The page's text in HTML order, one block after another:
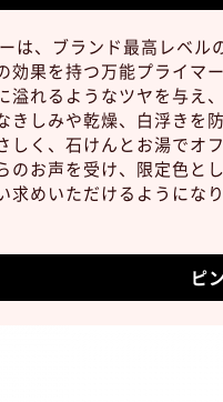
は、ブランド最高レベル
効果を持つ万能プライマー
溢れるようなツヤを与え
きしみや乾燥、白浮きを
しく、石けんとお湯でオフ
のお声を受け、限定色と
求めいただけるようになり
ピ